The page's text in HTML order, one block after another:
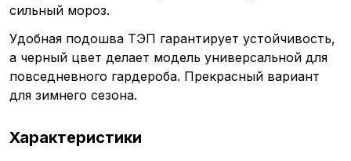
сильный мороз.
Удобная подошва ТЭП гарантирует устойчивость,
а черный цвет делает модель универсальной для
повседневного гардероба. Прекрасный вариант
для зимнего сезона.
Характеристики